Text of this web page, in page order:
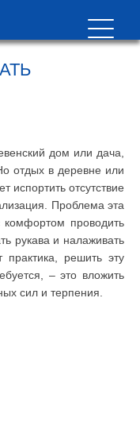
дом или дача,
отдых в деревне или
испортить отсутствие
Проблема эта
проводить
рукава и налаживать
решить эту
– это вложить
сил и терпения.